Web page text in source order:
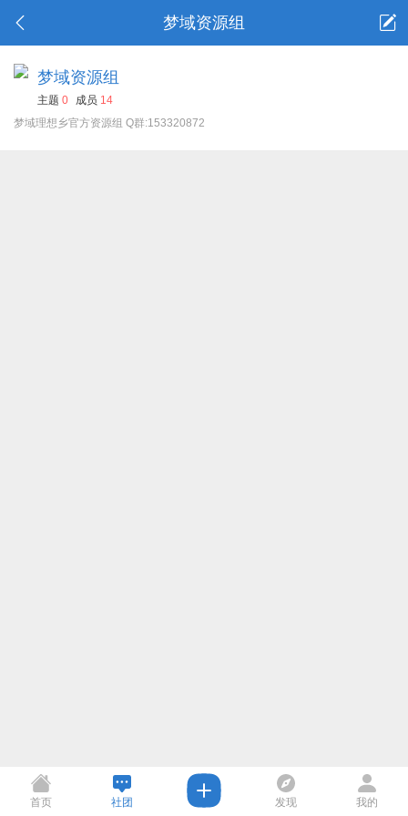
梦域资源组
梦域资源组
主题 0 成员 14
梦域理想乡官方资源组 Q群:153320872
首页 社团 发现 我的